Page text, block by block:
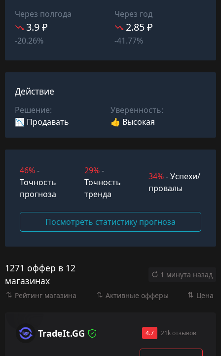
Через полгода
3.9 ₽
-20.26%
Через год
2.85 ₽
-41.77%
Действие
Решение:
📉 Продавать
Уверенность:
👍 Высокая
46%-
Точность
прогноза
29%-
Точность
тренда
34%- Успехи/
провалы
Посмотреть статистику прогноза
1271 оффер в 12
магазинах
1 минута назад
Рейтинг магазина Активные офферы Цена
TradeIt.GG 4.7 21k отзывов